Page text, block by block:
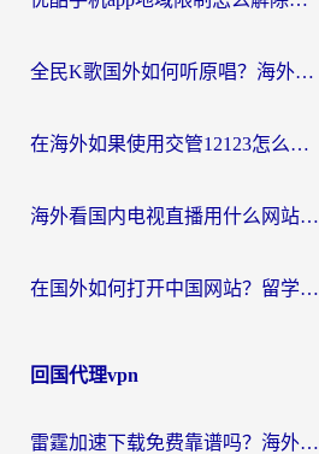
全民K歌国外如何听原唱？海外党亲测有效的回国加速器选择指南
在海外如果使用交管12123怎么处理？留学生亲测有效的回国加速方案
海外看国内电视直播用什么网站比较好？一篇解决你所有追剧难题的实用指南
在国外如何打开中国网站？留学生与海外华人的无缝访问指南
回国代理vpn
雷霆加速下载免费靠谱吗？海外党选回国加速器的避坑指南（附热门工具对比）